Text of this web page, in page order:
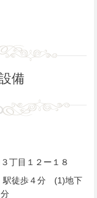
備
丁目１２ー１８
駅徒歩４分 (1)地下